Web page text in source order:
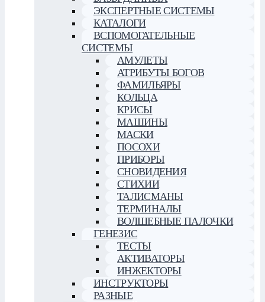
ЭКСПЕРТНЫЕ СИСТЕМЫ
КАТАЛОГИ
ВСПОМОГАТЕЛЬНЫЕ
СИСТЕМЫ
АМУЛЕТЫ
АТРИБУТЫ БОГОВ
ФАМИЛЬЯРЫ
КОЛЬЦА
КРИСЫ
МАШИНЫ
МАСКИ
ПОСОХИ
ПРИБОРЫ
СНОВИДЕНИЯ
СТИХИИ
ТАЛИСМАНЫ
ТЕРМИНАЛЫ
ВОЛШЕБНЫЕ ПАЛОЧКИ
ГЕНЕЗИС
ТЕСТЫ
АКТИВАТОРЫ
ИНЖЕКТОРЫ
ИНСТРУКТОРЫ
РАЗНЫЕ